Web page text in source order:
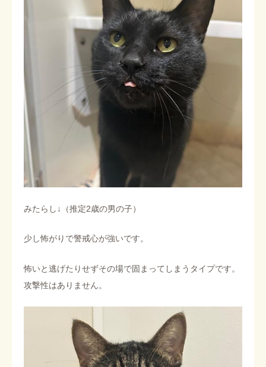
みたらし↓（推定2歳の男の子）
少し怖がりで警戒心が強いです。
怖いと逃げたりせずその場で固まってしまうタイプです。
攻撃性はありません。